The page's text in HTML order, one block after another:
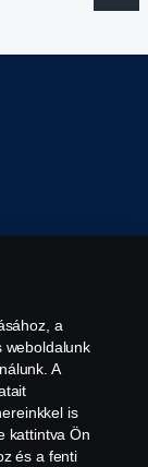
a
weboldalunk
A
is
kattintva Ön
és a fenti